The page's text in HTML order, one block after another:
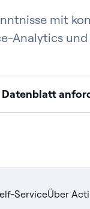
mit
Analytics
Datenblatt
ServiceÜber